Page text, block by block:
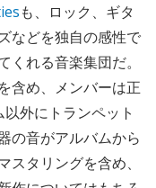
も、ロック、ギタ
などを独自の感性で
れる音楽集団だ。
含め、メンバーは正
外にトランペット
の音がアルバムから
タリングを含め、